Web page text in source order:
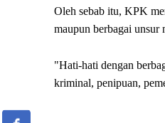
Oleh sebab itu, KPK
maupun berbagai unsur
"Hati-hati dengan
kriminal, penipuan,